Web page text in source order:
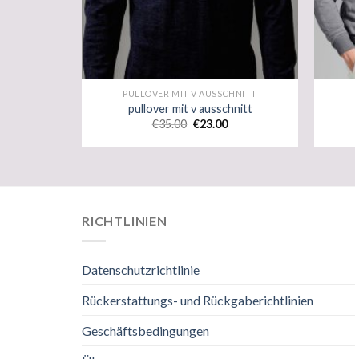
PULLOVER MIT V AUSSCHNITT
pullover mit v ausschnitt
€35.00 €23.00
RICHTLINIEN
Datenschutzrichtlinie
Rückerstattungs- und Rückgaberichtlinien
Geschäftsbedingungen